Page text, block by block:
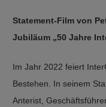
Statement-Film von
Jubiläum „50 Jahre
Im Jahr 2022 feiert
Bestehen. In seinem
Anterist,